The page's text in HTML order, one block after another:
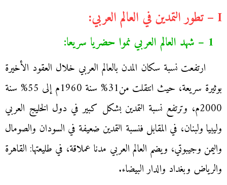
I – تطور التمدين في العالم العربي:
1 – شهد العالم العربي نموا حضريا سريعا:
ارتفعت نسبة سكان المدن بالعالم العربي خلال العقود الأخيرة
بوثيرة سريعة، حيث انتقلت من31% سنة 1960م إلى 55% سنة
2000م، وترتفع نسبة التمدين بشكل كبير في دول الخليج العربي
وليبيا ولبنان، في المقابل فنسبة التمدين ضعيفة في السودان والصومال
واليمن وجيبوتي، ويضم العالم العربي مدنا عملاقة، في طليعتها: القاهرة
والرياض وبغداد والدار البيضاء.